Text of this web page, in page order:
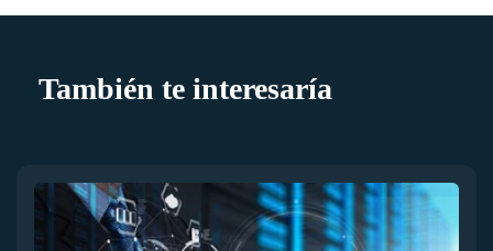
También te interesaría